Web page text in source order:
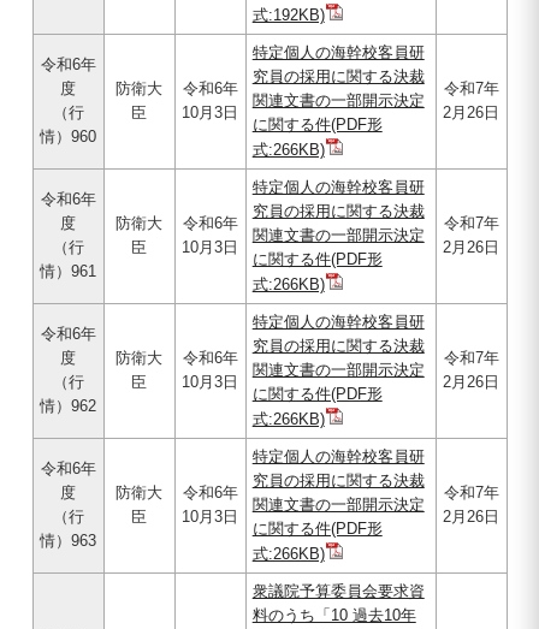
式:192KB)
令和6年
度
（行
情）960
防衛大
臣
令和6年
10月3日
特定個人の海幹校客員研
究員の採用に関する決裁
関連文書の一部開示決定
に関する件(PDF形
式:266KB)
令和7年
2月26日
令和6年
度
（行
情）961
防衛大
臣
令和6年
10月3日
特定個人の海幹校客員研
究員の採用に関する決裁
関連文書の一部開示決定
に関する件(PDF形
式:266KB)
令和7年
2月26日
令和6年
度
（行
情）962
防衛大
臣
令和6年
10月3日
特定個人の海幹校客員研
究員の採用に関する決裁
関連文書の一部開示決定
に関する件(PDF形
式:266KB)
令和7年
2月26日
令和6年
度
（行
情）963
防衛大
臣
令和6年
10月3日
特定個人の海幹校客員研
究員の採用に関する決裁
関連文書の一部開示決定
に関する件(PDF形
式:266KB)
令和7年
2月26日
衆議院予算委員会要求資
料のうち「10 過去10年